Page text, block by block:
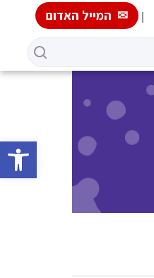
פתח
המייל האדום